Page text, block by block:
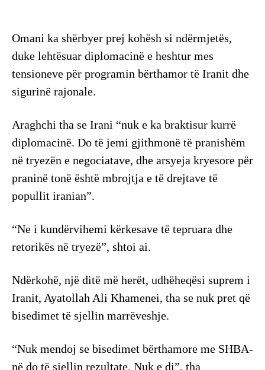
Omani ka shërbyer prej kohësh si ndërmjetës,
duke lehtësuar diplomacinë e heshtur mes
tensioneve për programin bërthamor të Iranit dhe
sigurinë rajonale.
Araghchi tha se Irani “nuk e ka braktisur kurrë
diplomacinë. Do të jemi gjithmonë të pranishëm
në tryezën e negociatave, dhe arsyeja kryesore për
praninë tonë është mbrojtja e të drejtave të
popullit iranian”.
“Ne i kundërvihemi kërkesave të tepruara dhe
retorikës në tryezë”, shtoi ai.
Ndërkohë, një ditë më herët, udhëheqësi suprem i
Iranit, Ayatollah Ali Khamenei, tha se nuk pret që
bisedimet të sjellin marrëveshje.
“Nuk mendoj se bisedimet bërthamore me SHBA-
në do të sjellin rezultate. Nuk e di”, tha